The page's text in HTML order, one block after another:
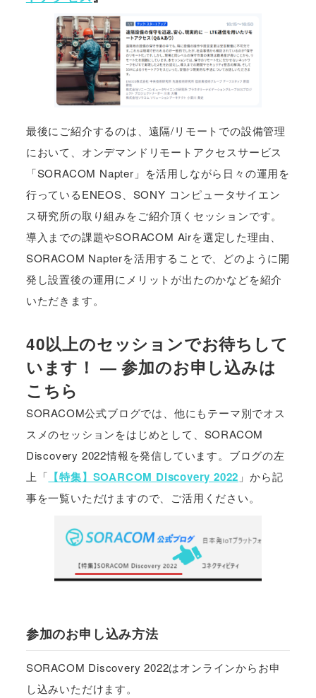
最後にご紹介するのは、遠隔/リモートでの設備管理
において、オンデマンドリモートアクセスサービス
「SORACOM Napter」を活用しながら日々の運用を
行っているENEOS、SONY コンピュータサイエン
ス研究所の取り組みをご紹介頂くセッションです。
導入までの課題やSORACOM Airを選定した理由、
SORACOM Napterを活用することで、どのように開
発し設置後の運用にメリットが出たのかなどを紹介
いただきます。
40以上のセッションでお待ちして
います！ ― 参加のお申し込みは
こちら
SORACOM公式ブログでは、他にもテーマ別でオス
スメのセッションをはじめとして、SORACOM
Discovery 2022情報を発信しています。ブログの左
上「 【特集】SOARCOM Discovery 2022 」から記
事を一覧いただけますので、ご活用ください。
参加のお申し込み方法
SORACOM Discovery 2022はオンラインからお申
し込みいただけます。